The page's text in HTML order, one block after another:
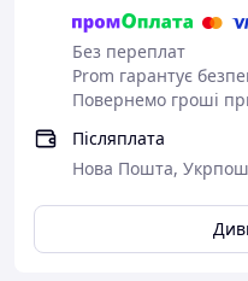
Без переплат
Prom гарантує
Повернемо гроші
Післяплата
Нова Пошта,